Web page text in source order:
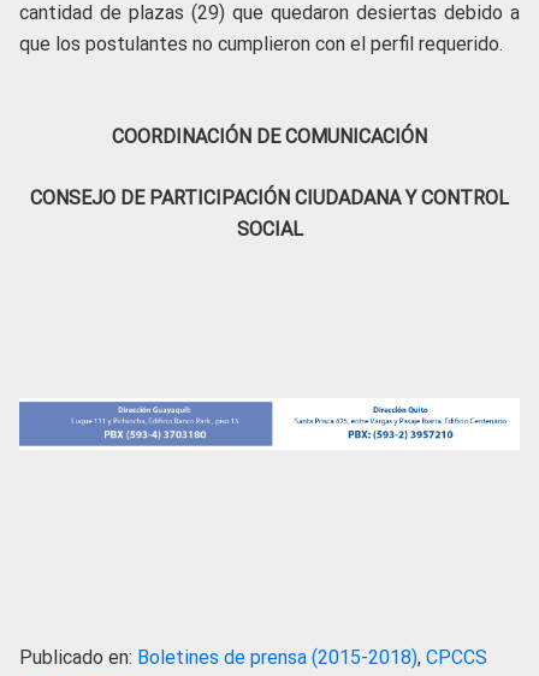
cantidad de plazas (29) que quedaron desiertas debido a
que los postulantes no cumplieron con el perfil requerido.
COORDINACIÓN DE COMUNICACIÓN
CONSEJO DE PARTICIPACIÓN CIUDADANA Y CONTROL
SOCIAL
Publicado en: Boletines de prensa (2015-2018), CPCCS